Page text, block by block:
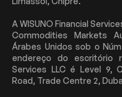
A WISUNO Financial
Commodities Markets
Árabes Unidos sob o
endereço do escritório
Services LLC é Level 9,
Road, Trade Centre 2,